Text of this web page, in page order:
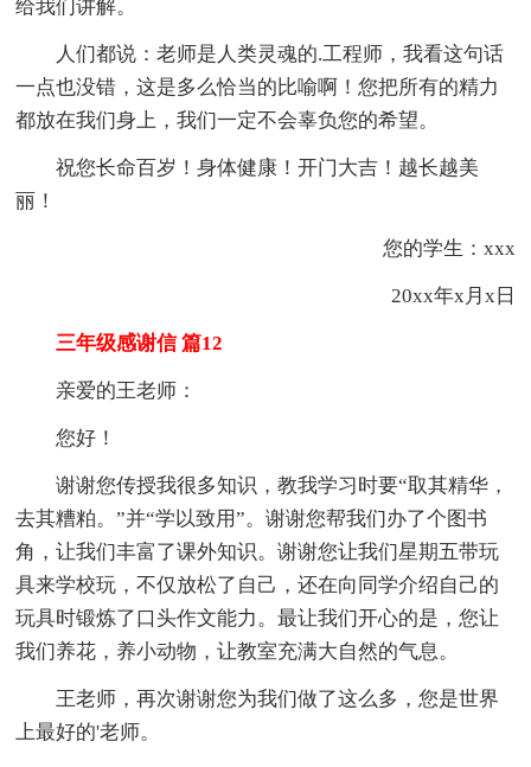
给我们讲解。
人们都说：老师是人类灵魂的.工程师，我看这句话
一点也没错，这是多么恰当的比喻啊！您把所有的精力
都放在我们身上，我们一定不会辜负您的希望。
祝您长命百岁！身体健康！开门大吉！越长越美
丽！
您的学生：xxx
20xx年x月x日
三年级感谢信 篇12
亲爱的王老师：
您好！
谢谢您传授我很多知识，教我学习时要“取其精华，
去其糟粕。”并“学以致用”。谢谢您帮我们办了个图书
角，让我们丰富了课外知识。谢谢您让我们星期五带玩
具来学校玩，不仅放松了自己，还在向同学介绍自己的
玩具时锻炼了口头作文能力。最让我们开心的是，您让
我们养花，养小动物，让教室充满大自然的气息。
王老师，再次谢谢您为我们做了这么多，您是世界
上最好的'老师。